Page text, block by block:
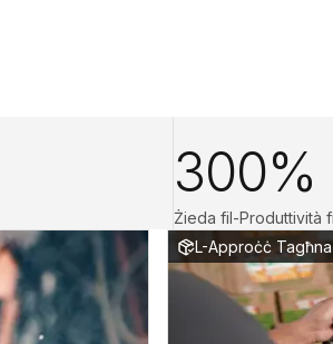
300%
Żieda fil-Produttività
L-Approċċ Tagħna